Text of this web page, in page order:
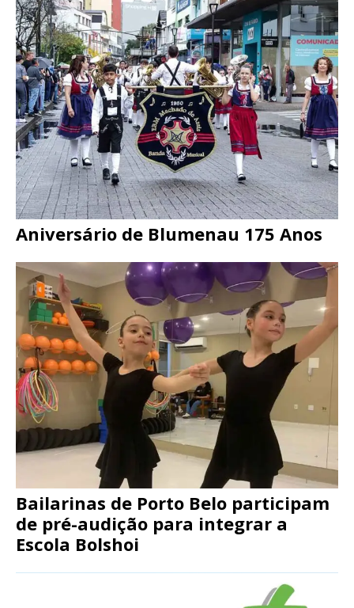
Aniversário de Blumenau 175 Anos
Bailarinas de Porto Belo participam
de pré-audição para integrar a
Escola Bolshoi